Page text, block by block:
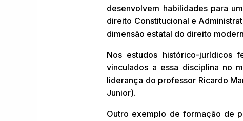
desenvolvem habilidades para
direito Constitucional e
dimensão estatal do direito
Nos estudos histórico-jurídicos
vinculados a essa disciplina no
liderança do professor Ricardo
Junior).
Outro exemplo de formação de